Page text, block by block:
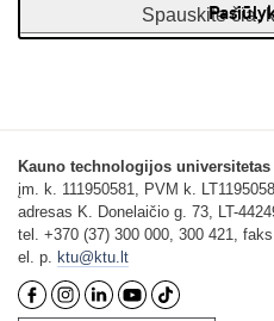
Spauskite čia,
Kauno technologijos universitetas
įm. k. 111950581, PVM k.
adresas K. Donelaičio g. 73, LT-
tel. +370 (37) 300 000, 300 421,
el. p. ktu@ktu.lt